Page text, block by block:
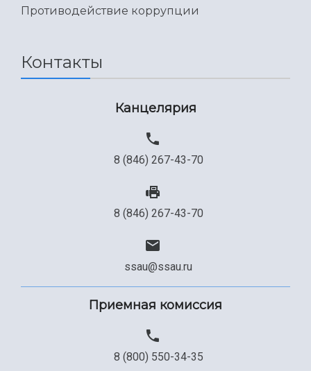
Противодействие коррупции
Контакты
Канцелярия
8 (846) 267-43-70
8 (846) 267-43-70
ssau@ssau.ru
Приемная комиссия
8 (800) 550-34-35